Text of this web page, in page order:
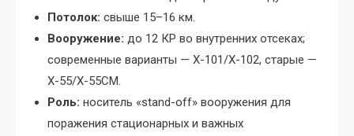
Потолок: свыше 15–16 км.
Вооружение: до 12 КР во внутренних отсеках;
современные варианты — Х-101/Х-102, старые —
Х-55/Х-55СМ.
Роль: носитель «stand-off» вооружения для
поражения стационарных и важных